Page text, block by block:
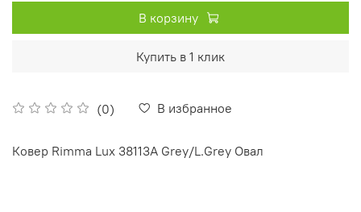
(0) В избранное
В корзину
Купить в 1 клик
Ковер Rimma Lux 38113A Grey/L.Grey Овал